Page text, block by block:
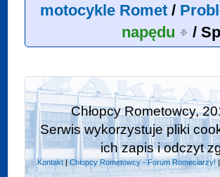
motocykle Romet/
napędu
/
Chłopcy Rometowcy,
Serwis wykorzystuje pliki
ich zapis i odczyt
Kontakt|Chlopcy Rometowcy - Forum Romeciarzy!